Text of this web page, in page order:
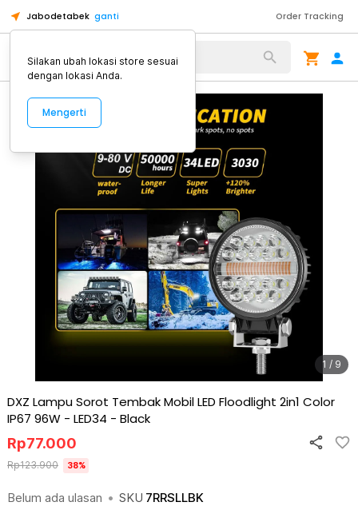
Jabodetabek ganti Order Tracking
Alat Kopi
1 / 9
DXZ Lampu Sorot Tembak Mobil LED Floodlight 2in1 Color
IP67 96W - LED34 - Black
Belum ada ulasan • SKU 7RRSLLBK
Rp77.000
Rp123.900 38%
Silakan ubah lokasi store sesuai
dengan lokasi Anda.
Mengerti